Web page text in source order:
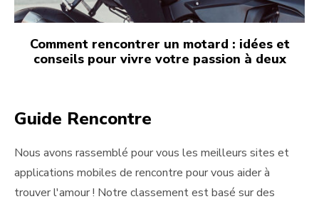
Comment rencontrer un motard : idées et
conseils pour vivre votre passion à deux
Guide Rencontre
Nous avons rassemblé pour vous les meilleurs sites et
applications mobiles de rencontre pour vous aider à
trouver l'amour ! Notre classement est basé sur des